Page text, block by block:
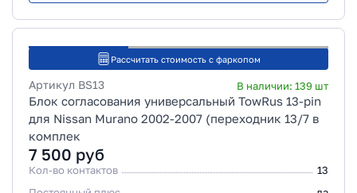
Рассчитать стоимость с фаркопом
Артикул BS13 В наличии: 139 шт
Блок согласования универсальный TowRus 13-pin
для Nissan Murano 2002-2007 (переходник 13/7 в
комплек
7 500 руб
Кол-во контактов
13